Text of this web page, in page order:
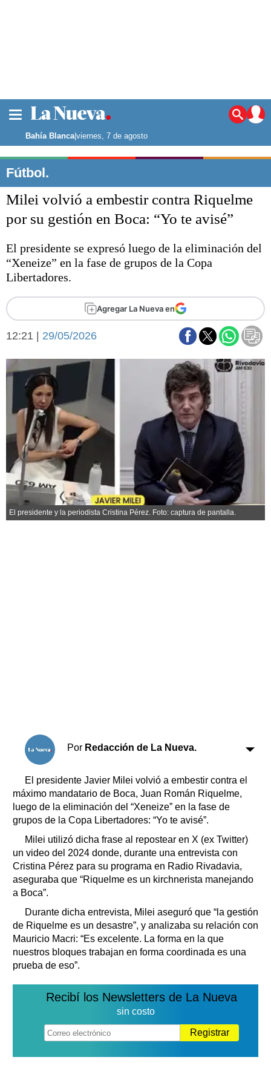
Noticias
La ciudad
Punta Alta
El mundo
Seguridad
Deportes
Escenario Olímpico
Liga del Sur
Fútbol
Federal A
Arte y cultura
Economía y campo
Economía y finanzas
Con el campo
Espacio empresas
Sociedad y tiempo
libre
Tecnología
Turismo
Salud
Es viral
El tiempo
Fúnebres
Bahía Blanca|viernes, 7 de agosto
Fútbol.
Milei volvió a embestir contra Riquelme
por su gestión en Boca: “Yo te avisé”
El presidente se expresó luego de la eliminación del
“Xeneize” en la fase de grupos de la Copa
Libertadores.
Agregar La Nueva en
12:21 | 29/05/2026
El presidente y la periodista Cristina Pérez. Foto: captura de pantalla.
Por Redacción de La Nueva.
El presidente Javier Milei volvió a embestir contra el
máximo mandatario de Boca, Juan Román Riquelme,
luego de la eliminación del “Xeneize” en la fase de
grupos de la Copa Libertadores: “Yo te avisé”.
Milei utilizó dicha frase al repostear en X (ex Twitter)
un video del 2024 donde, durante una entrevista con
Cristina Pérez para su programa en Radio Rivadavia,
aseguraba que “Riquelme es un kirchnerista manejando
a Boca”.
Durante dicha entrevista, Milei aseguró que “la gestión
de Riquelme es un desastre”, y analizaba su relación con
Mauricio Macri: “Es excelente. La forma en la que
nuestros bloques trabajan en forma coordinada es una
prueba de eso”.
Recibí los Newsletters de La Nueva
sin costo
Registrar